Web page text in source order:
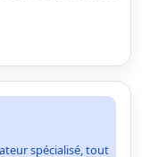
spécialisé, tout